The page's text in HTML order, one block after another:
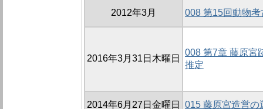
2012年3月 008 第15回動物
2016年3月31日木曜日
008 第7章 藤原宮
推定
2014年6月27日金曜日 015 藤原宮造営の